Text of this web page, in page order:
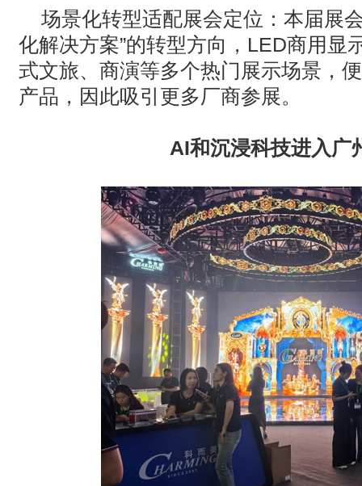
场景化转型适配展会定位‌：本届展
化解决方案”的转型方向， LED商用显
式文旅、商演等多个热门展示场景，
产品，因此吸引更多厂商参展。
AI和沉浸科技进入广